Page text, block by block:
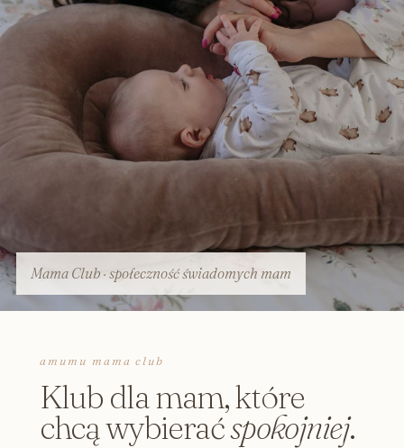
Mama Club · społeczność świadomych mam
amumu mama club
Klub dla mam, które
chcą wybieraćspokojniej.